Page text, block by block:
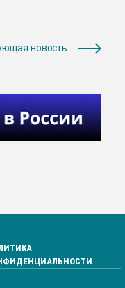
новость